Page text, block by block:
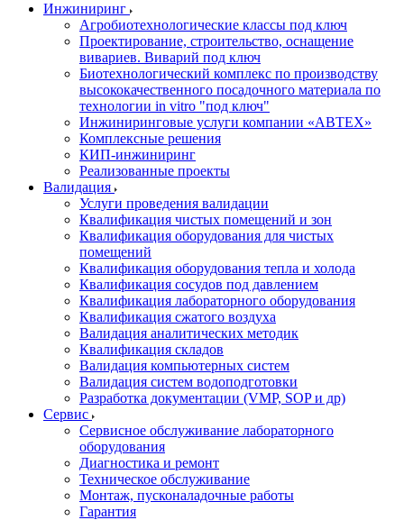
Инжиниринг
Агробиотехнологические классы под ключ
Проектирование, строительство, оснащение
вивариев. Виварий под ключ
Биотехнологический комплекс по производству
высококачественного посадочного материала по
технологии in vitro "под ключ"
Инжиниринговые услуги компании «АВТЕХ»
Комплексные решения
КИП-инжиниринг
Реализованные проекты
Валидация
Услуги проведения валидации
Квалификация чистых помещений и зон
Квалификация оборудования для чистых
помещений
Квалификация оборудования тепла и холода
Квалификация сосудов под давлением
Квалификация лабораторного оборудования
Квалификация сжатого воздуха
Валидация аналитических методик
Квалификация складов
Валидация компьютерных систем
Валидация систем водоподготовки
Разработка документации (VMP, SOP и др)
Cервис
Сервисное обслуживание лабораторного
оборудования
Диагностика и ремонт
Техническое обслуживание
Монтаж, пусконаладочные работы
Гарантия